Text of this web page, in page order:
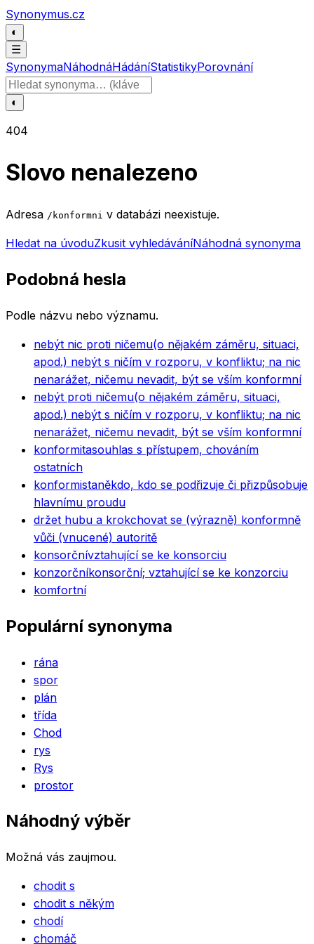
Přeskočit na obsah
Synonymus.cz
◐
☰
SynonymaNáhodnáHádáníStatistikyPorovnání
Hledat slovo
◐
404
Slovo nenalezeno
Adresa /konformni v databázi neexistuje.
Hledat na úvoduZkusit vyhledáváníNáhodná synonyma
Podobná hesla
Podle názvu nebo významu.
nebýt nic proti ničemu(o nějakém záměru, situaci,
apod.) nebýt s ničím v rozporu, v konfliktu; na nic
nenarážet, ničemu nevadit, být se vším konformní
nebýt proti ničemu(o nějakém záměru, situaci,
apod.) nebýt s ničím v rozporu, v konfliktu; na nic
nenarážet, ničemu nevadit, být se vším konformní
konformitasouhlas s přístupem, chováním
ostatních
konformistaněkdo, kdo se podřizuje či přizpůsobuje
hlavnímu proudu
držet hubu a krokchovat se (výrazně) konformně
vůči (vnucené) autoritě
konsorčnívztahující se ke konsorciu
konzorčníkonsorční; vztahující se ke konzorciu
komfortní
Populární synonyma
rána
spor
plán
třída
Chod
rys
Rys
prostor
Náhodný výběr
Možná vás zaujmou.
chodit s
chodit s někým
chodí
chomáč